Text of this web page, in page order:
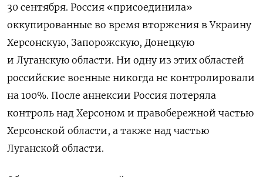
30 сентября. Россия «присоединила»
оккупированные во время вторжения в Украину
Херсонскую, Запорожскую, Донецкую
и Луганскую области. Ни одну из этих областей
российские военные никогда не контролировали
на 100%. После аннексии Россия потеряла
контроль над Херсоном и правобережной частью
Херсонской области, а также над частью
Луганской области.